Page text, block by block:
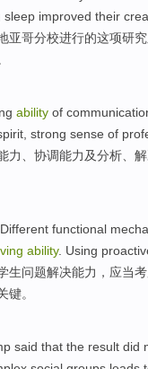
sleep improved their
亚哥分校进行的这项研究
ability of
, strong sense of
力 协调能力及分析
Different functional
ability. Using
生问题解决能力 ， 应当
键。
said that the result did